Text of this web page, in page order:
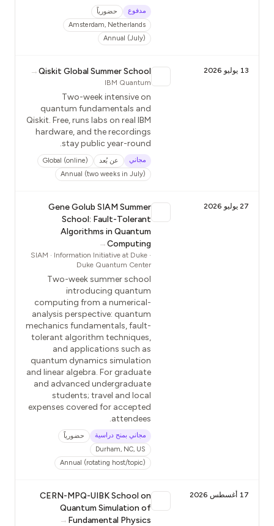
مدفوع
حضورياً
Amsterdam, Netherlands
Annual (July)
13 يوليو 2026 Qiskit Global Summer School
→
IBM Quantum
Two-week intensive on
quantum fundamentals and
Qiskit. Free, runs labs on real IBM
hardware, and the recordings
stay public year-round.
مجاني عن بُعد
Global (online)
Annual (two weeks in July)
27 يوليو 2026
Gene Golub SIAM Summer
School: Fault-Tolerant
Algorithms in Quantum
Computing
→
SIAM · Information Initiative at Duke ·
Duke Quantum Center
Two-week summer school
introducing quantum
computing from a numerical-
analysis perspective: quantum
mechanics fundamentals, fault-
tolerant algorithm techniques,
and applications such as
quantum dynamics simulation
and linear algebra. For graduate
and advanced undergraduate
students; travel and local
expenses covered for accepted
attendees.
مجاني بمنح دراسية
حضورياً
Durham, NC, US
Annual (rotating host/topic)
17 أغسطس 2026
CERN-MPQ-UIBK School on
Quantum Simulation of
Fundamental Physics
→